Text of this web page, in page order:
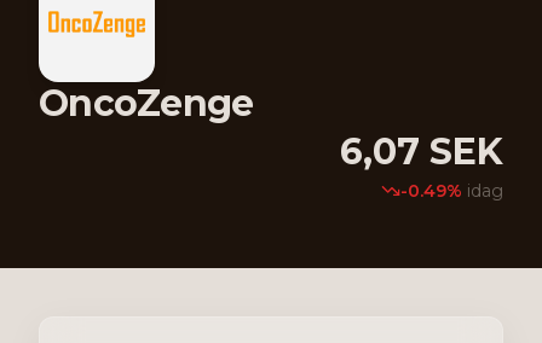
OncoZenge
6,07 SEK
-0.49% idag